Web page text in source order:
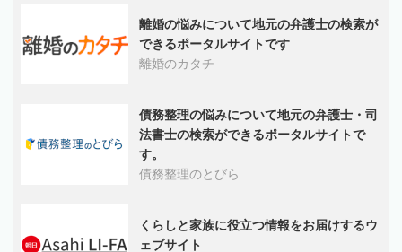
離婚の悩みについて地元の弁護士の検索が
できるポータルサイトです
離婚のカタチ
債務整理の悩みについて地元の弁護士・司
法書士の検索ができるポータルサイトで
す。
債務整理のとびら
くらしと家族に役立つ情報をお届けするウ
ェブサイト